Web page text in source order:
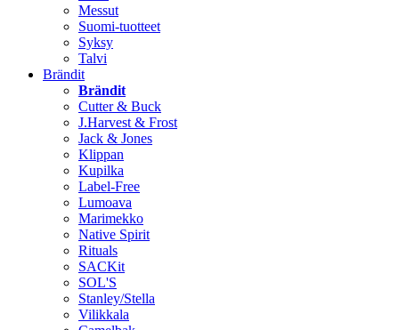
Messut
Suomi-tuotteet
Syksy
Talvi
Brändit
Brändit
Cutter & Buck
J.Harvest & Frost
Jack & Jones
Klippan
Kupilka
Label-Free
Lumoava
Marimekko
Native Spirit
Rituals
SACKit
SOL'S
Stanley/Stella
Vilikkala